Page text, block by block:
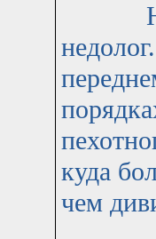
Надо
куда
чем